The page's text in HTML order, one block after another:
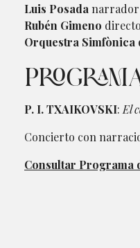
Luis Posada narrador
Rubén Gimeno
Orquestra Simfònica
P. I. TXAIKOVSKI: El
Concierto con
Consultar Programa